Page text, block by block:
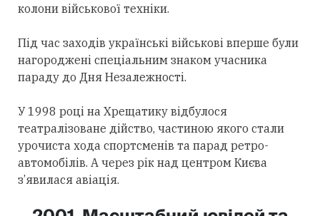
колони військової техніки.
Під час заходів українські військові вперше були
нагороджені спеціальним знаком учасника
параду до Дня Незалежності.
У 1998 році на Хрещатику відбулося
театралізоване дійство, частиною якого стали
урочиста хода спортсменів та парад ретро-
автомобілів. А через рік над центром Києва
з’явилася авіація.